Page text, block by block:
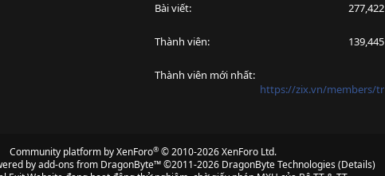
Bài viết 277,422
Thành viên 139,445
Thành viên mới nhất
https://zix.vn/members/tr
Community platform by XenForo® © 2010-2026 XenForo Ltd.
byadd-ons from DragonByte™©2011-2026 DragonByte Technologies(Details)